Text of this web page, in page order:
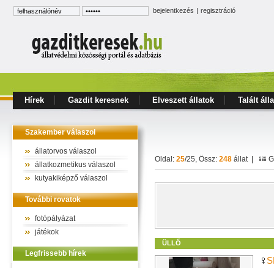
bejelentkezés | regisztráció
Hírek Gazdit keresnek Elveszett állatok Talált
Szakember válaszol
állatorvos válaszol
állatkozmetikus válaszol
kutyakiképző válaszol
További rovatok
fotópályázat
játékok
Legfrissebb hírek
Oldal: 25/25, Össz: 248 állat |
ÜLLŐ